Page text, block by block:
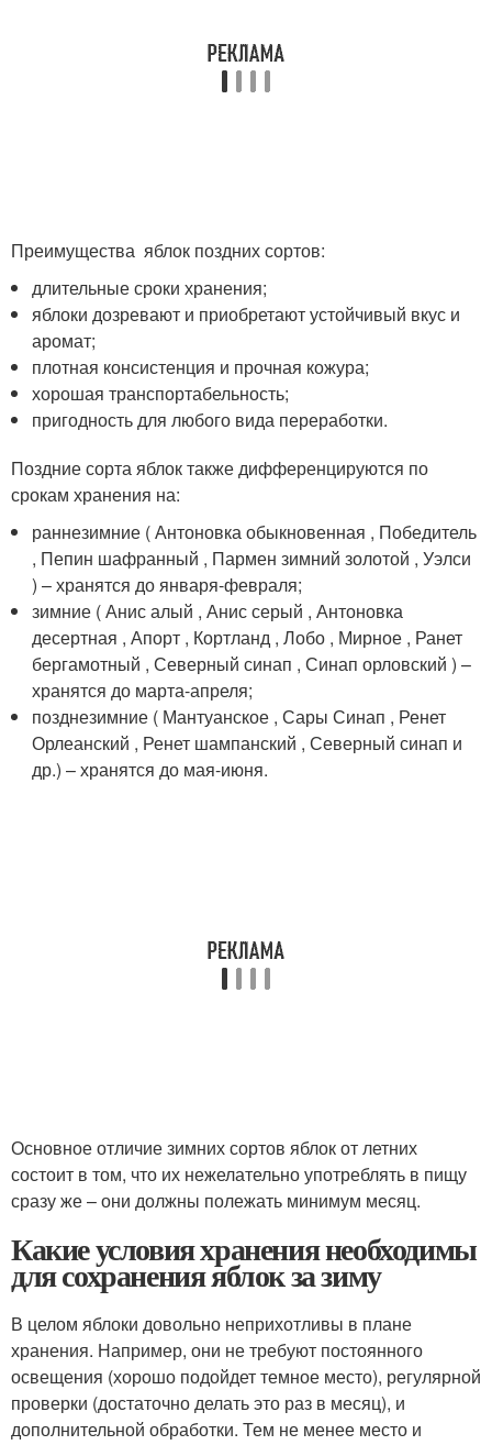
Преимущества яблок поздних сортов:
длительные сроки хранения;
яблоки дозревают и приобретают устойчивый вкус и
аромат;
плотная консистенция и прочная кожура;
хорошая транспортабельность;
пригодность для любого вида переработки.
Поздние сорта яблок также дифференцируются по
срокам хранения на:
раннезимние ( Антоновка обыкновенная , Победитель
, Пепин шафранный , Пармен зимний золотой , Уэлси
) – хранятся до января-февраля;
зимние ( Анис алый , Анис серый , Антоновка
десертная , Апорт , Кортланд , Лобо , Мирное , Ранет
бергамотный , Северный синап , Синап орловский ) –
хранятся до марта-апреля;
позднезимние ( Мантуанское , Сары Синап , Ренет
Орлеанский , Ренет шампанский , Северный синап и
др.) – хранятся до мая-июня.
Основное отличие зимних сортов яблок от летних
состоит в том, что их нежелательно употреблять в пищу
сразу же – они должны полежать минимум месяц.
Какие условия хранения необходимы
для сохранения яблок за зиму
В целом яблоки довольно неприхотливы в плане
хранения. Например, они не требуют постоянного
освещения (хорошо подойдет темное место), регулярной
проверки (достаточно делать это раз в месяц), и
дополнительной обработки. Тем не менее место и